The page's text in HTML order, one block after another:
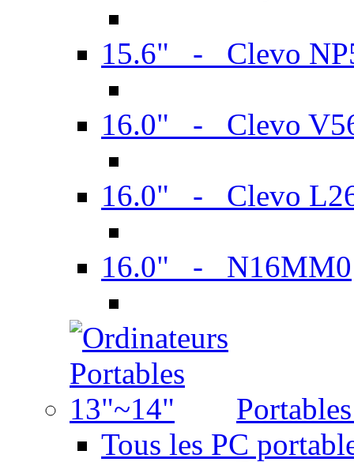
15.6" - Clevo
16.0" - Clevo
16.0" - Clevo
16.0" - N16MM0
Tous les PC